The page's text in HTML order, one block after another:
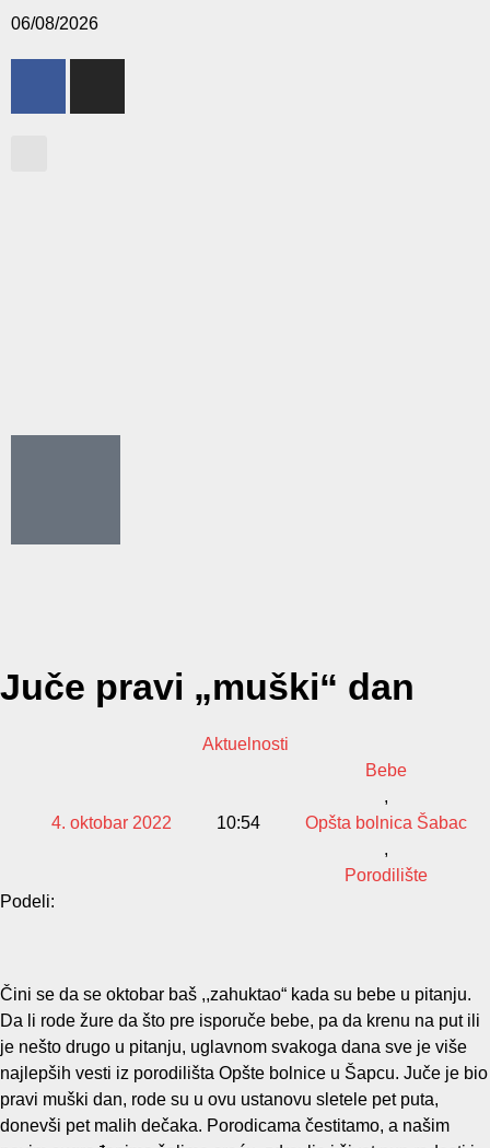
06/08/2026
Juče pravi „muški“ dan
Aktuelnosti
4. oktobar 2022 10:54
Bebe
,
Opšta bolnica Šabac
,
Porodilište
Podeli:
Čini se da se oktobar baš ,,zahuktao“ kada su bebe u pitanju.
Da li rode žure da što pre isporuče bebe, pa da krenu na put ili
je nešto drugo u pitanju, uglavnom svakoga dana sve je više
najlepših vesti iz porodilišta Opšte bolnice u Šapcu. Juče je bio
pravi muški dan, rode su u ovu ustanovu sletele pet puta,
donevši pet malih dečaka. Porodicama čestitamo, a našim